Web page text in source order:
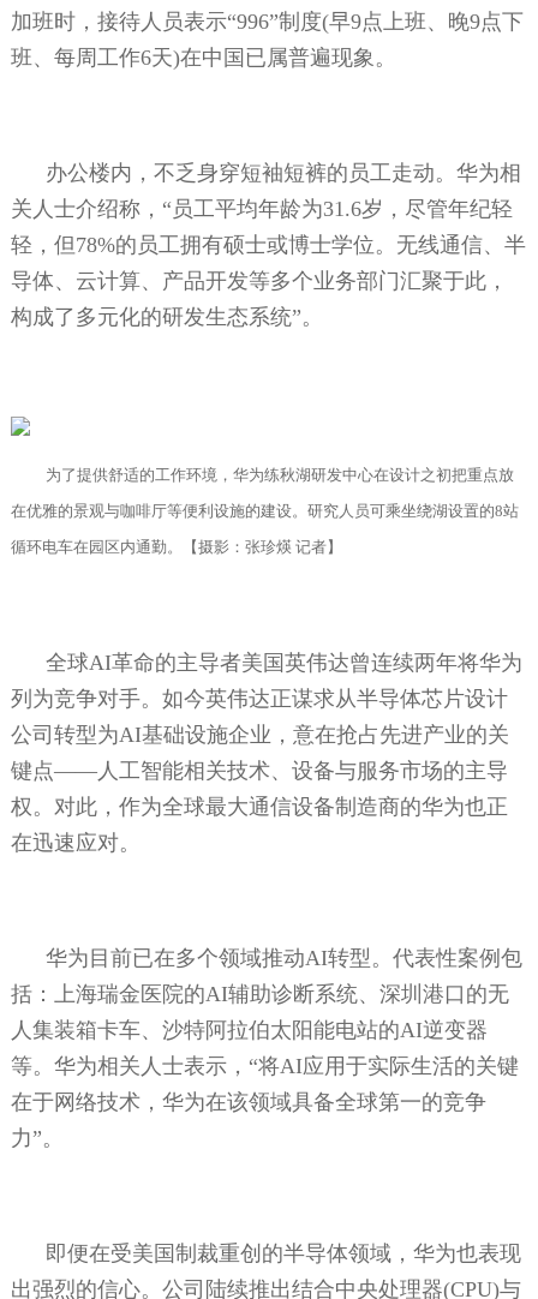
加班时，接待人员表示“996”制度(早9点上班、晚9点下
班、每周工作6天)在中国已属普遍现象。
办公楼内，不乏身穿短袖短裤的员工走动。华为相
关人士介绍称，“员工平均年龄为31.6岁，尽管年纪轻
轻，但78%的员工拥有硕士或博士学位。无线通信、半
导体、云计算、产品开发等多个业务部门汇聚于此，
构成了多元化的研发生态系统”。
为了提供舒适的工作环境，华为练秋湖研发中心在设计之初把重点放
在优雅的景观与咖啡厅等便利设施的建设。研究人员可乘坐绕湖设置的8站
循环电车在园区内通勤。【摄影：张珍煐 记者】
全球AI革命的主导者美国英伟达曾连续两年将华为
列为竞争对手。如今英伟达正谋求从半导体芯片设计
公司转型为AI基础设施企业，意在抢占先进产业的关
键点——人工智能相关技术、设备与服务市场的主导
权。对此，作为全球最大通信设备制造商的华为也正
在迅速应对。
华为目前已在多个领域推动AI转型。代表性案例包
括：上海瑞金医院的AI辅助诊断系统、深圳港口的无
人集装箱卡车、沙特阿拉伯太阳能电站的AI逆变器
等。华为相关人士表示，“将AI应用于实际生活的关键
在于网络技术，华为在该领域具备全球第一的竞争
力”。
即便在受美国制裁重创的半导体领域，华为也表现
出强烈的信心。公司陆续推出结合中央处理器(CPU)与